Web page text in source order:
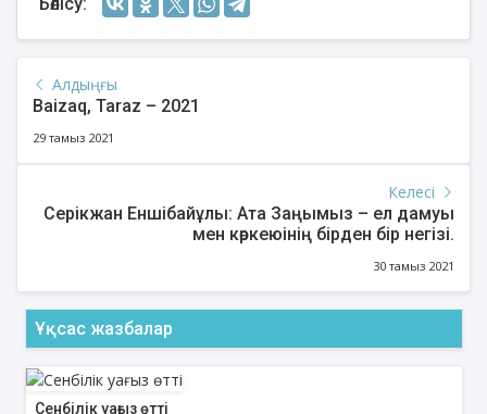
Алдыңғы
Baizaq, Taraz – 2021
29 тамыз 2021
Келесі
Серікжан Еншібайұлы: Ата Заңымыз – ел дамуы
мен көркеюінің бірден бір негізі.
30 тамыз 2021
Ұқсас жазбалар
Сенбілік уағыз өтті